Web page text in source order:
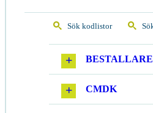
Sök kodlistor
BESTALLARE
CMDK